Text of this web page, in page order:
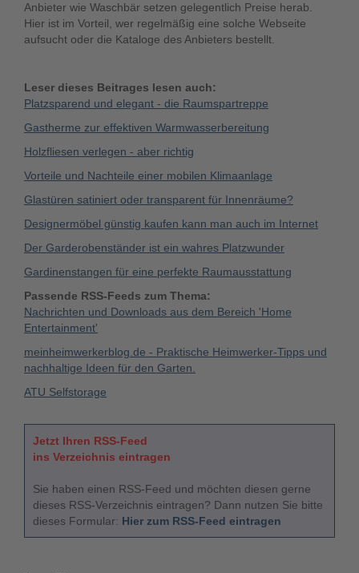
Anbieter wie Waschbär setzen gelegentlich Preise herab.
Hier ist im Vorteil, wer regelmäßig eine solche Webseite
aufsucht oder die Kataloge des Anbieters bestellt.
Leser dieses Beitrages lesen auch:
Platzsparend und elegant - die Raumspartreppe
Gastherme zur effektiven Warmwasserbereitung
Holzfliesen verlegen - aber richtig
Vorteile und Nachteile einer mobilen Klimaanlage
Glastüren satiniert oder transparent für Innenräume?
Designermöbel günstig kaufen kann man auch im Internet
Der Garderobenständer ist ein wahres Platzwunder
Gardinenstangen für eine perfekte Raumausstattung
Passende RSS-Feeds zum Thema:
Nachrichten und Downloads aus dem Bereich 'Home
Entertainment'
meinheimwerkerblog.de - Praktische Heimwerker-Tipps und
nachhaltige Ideen für den Garten.
ATU Selfstorage
Jetzt Ihren RSS-Feed
ins Verzeichnis eintragen
Sie haben einen RSS-Feed und möchten diesen gerne
dieses RSS-Verzeichnis eintragen? Dann nutzen Sie bitte
dieses Formular: Hier zum RSS-Feed eintragen